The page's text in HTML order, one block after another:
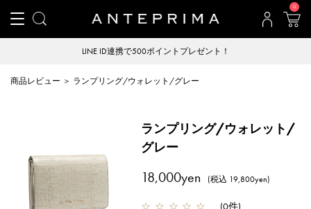
0
LINE ID連携で500ポイントプレゼント！
商品レビュー ＞ ランプリング/ウォレット/グレー
ランプリング/ウォレット/
グレー
18,000yen (税込 19,800yen)
☆ ☆ ☆ ☆ ☆ (0件)